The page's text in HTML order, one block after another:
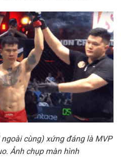
cùng) xứng đáng là MVP
Ảnh chụp màn hình